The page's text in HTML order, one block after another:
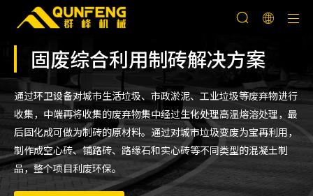
固废综合利用制砖解决方案
通过环卫设备对城市生活垃圾、市政淤泥、工业垃圾等废弃物进行
收集，中端再将收集的废弃物集中经过生化处理高温熔溶处理，最
后固化成可做为制砖的原材料。通过对城市垃圾变废为宝再利用，
制作成空心砖、铺路砖、路缘石和实心砖等不同类型的混凝土制
品，整个项目利废环保。